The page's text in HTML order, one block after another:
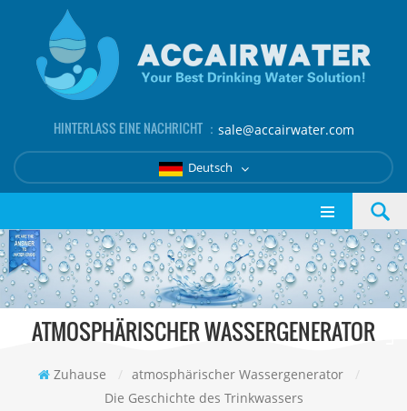
HINTERLASS EINE NACHRICHT ： sale@accairwater.com
Deutsch
ATMOSPHÄRISCHER WASSERGENERATOR
Zuhause / atmosphärischer Wassergenerator
/
Die Geschichte des Trinkwassers